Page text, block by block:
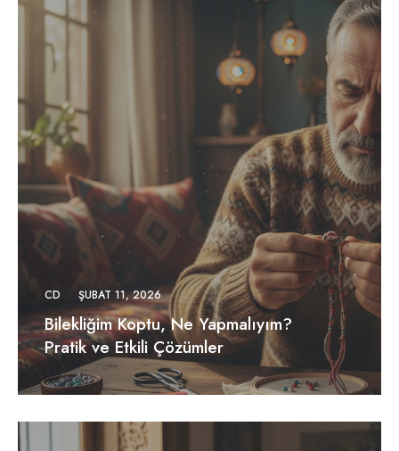
CD ŞUBAT 11, 2026
Bilekliğim Koptu, Ne Yapmalıyım?
Pratik ve Etkili Çözümler